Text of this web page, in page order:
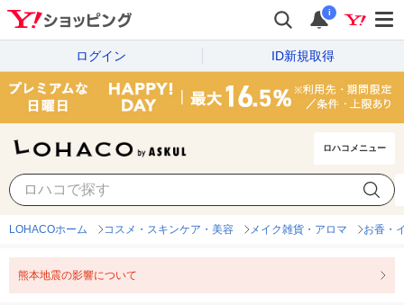
i
ログイン ID新規取得
ロハコメニュー
LOHACOホーム コスメ・スキンケア・美容 メイク雑貨・アロマ お香・
熊本地震の影響について